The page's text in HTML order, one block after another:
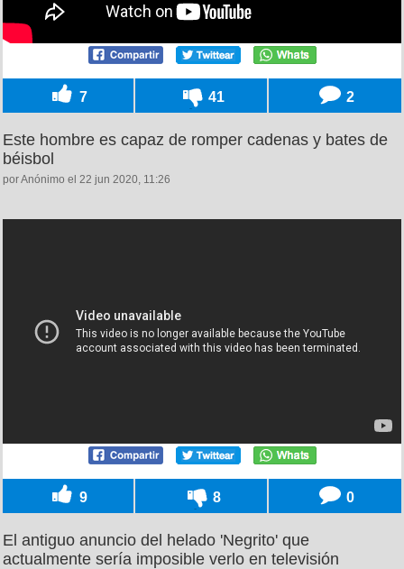
7 41 2
Este hombre es capaz de romper cadenas y bates de
béisbol
por Anónimo el 22 jun 2020, 11:26
9 8 0
El antiguo anuncio del helado 'Negrito' que
actualmente sería imposible verlo en televisión